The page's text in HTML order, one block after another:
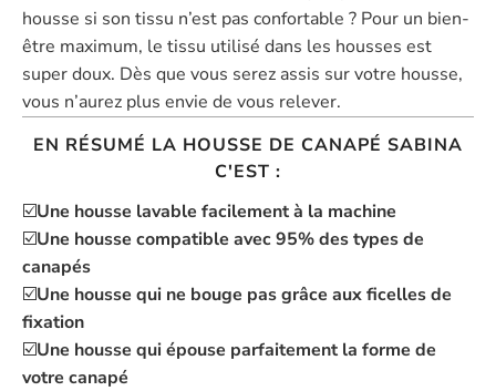
housse si son tissu n’est pas confortable ? Pour un bien-
être maximum, le tissu utilisé dans les housses est
super doux. Dès que vous serez assis sur votre housse,
vous n’aurez plus envie de vous relever.
EN RÉSUMÉ LA HOUSSE DE CANAPÉ SABINA
C'EST :
☑️Une housse lavable facilement à la machine
☑️Une housse compatible avec 95% des types de
canapés
☑️Une housse qui ne bouge pas grâce aux ficelles de
fixation
☑️Une housse qui épouse parfaitement la forme de
votre canapé